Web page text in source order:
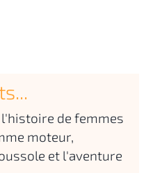
de femmes
moteur,
et l'aventure